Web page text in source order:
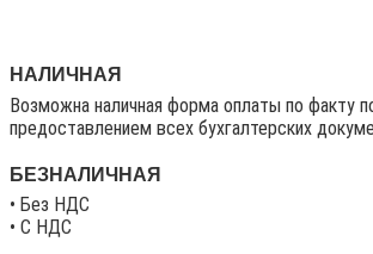
НАЛИЧНАЯ
Возможна наличная форма оплаты по факту
предоставлением всех бухгалтерских
БЕЗНАЛИЧНАЯ
• Без НДС
• C НДС